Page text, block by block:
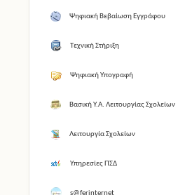
Ψηφιακή Βεβαίωση Εγγράφου
Τεχνική Στήριξη
Ψηφιακή Υπογραφή
Βασική Υ.Α. Λειτουργίας Σχολείων
Λειτουργία Σχολείων
Υπηρεσίες ΠΣΔ
s@ferinternet